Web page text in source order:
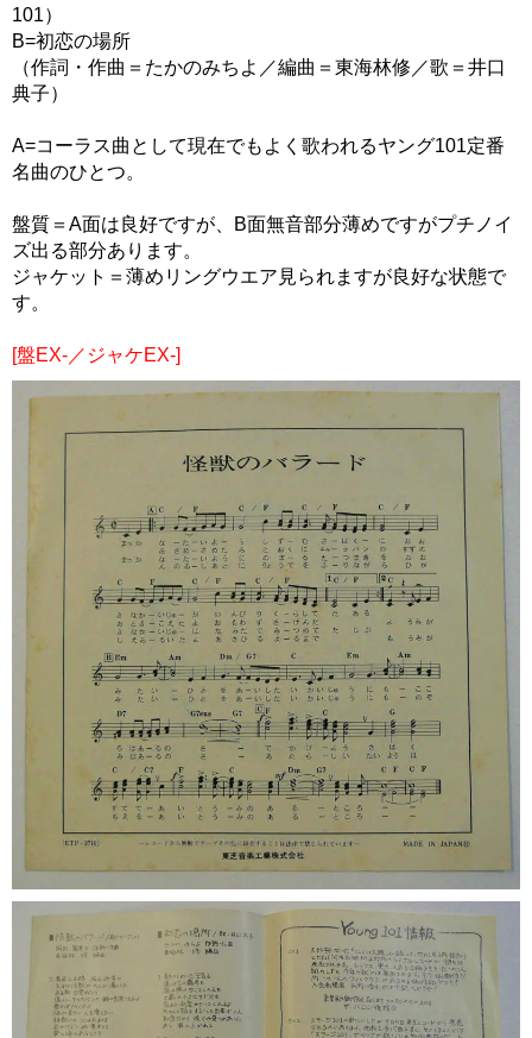
101）
B=初恋の場所
（作詞・作曲＝たかのみちよ／編曲＝東海林修／歌＝井口
典子）
A=コーラス曲として現在でもよく歌われるヤング101定番
名曲のひとつ。
盤質＝A面は良好ですが、B面無音部分薄めですがプチノイ
ズ出る部分あります。
ジャケット＝薄めリングウエア見られますが良好な状態で
す。
[盤EX-／ジャケEX-]